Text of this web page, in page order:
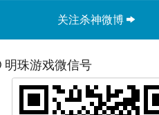
关注杀神微博
明珠游戏微信号